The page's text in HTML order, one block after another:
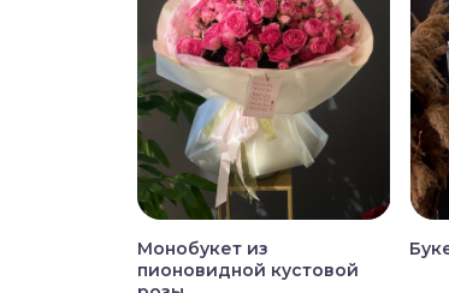
Монобукет из
пионовидной кустовой